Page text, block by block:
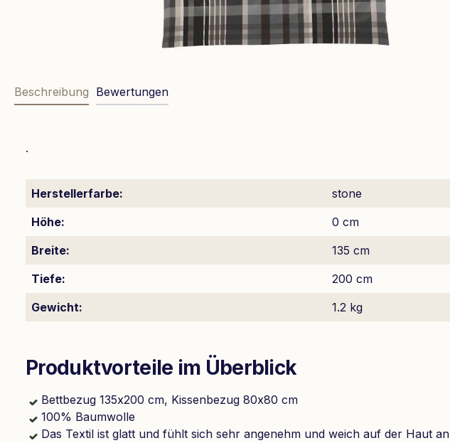
Beschreibung Bewertungen
.
Herstellerfarbe:
stone
Höhe:
0 cm
Breite:
135 cm
Tiefe:
200 cm
Gewicht:
1.2 kg
Produktvorteile im Überblick
Bettbezug 135x200 cm, Kissenbezug 80x80 cm
100% Baumwolle
Das Textil ist glatt und fühlt sich sehr angenehm und weich auf der Haut an